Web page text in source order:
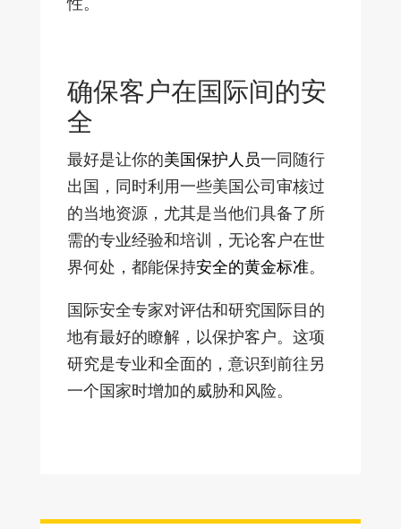
确保客户在国际间的安
全
最好是让你的美国保护人员一同随行
出国，同时利用一些美国公司审核过
的当地资源，尤其是当他们具备了所
需的专业经验和培训，无论客户在世
界何处，都能保持安全的黄金标准。
国际安全专家对评估和研究国际目的
地有最好的瞭解，以保护客户。这项
研究是专业和全面的，意识到前往另
一个国家时增加的威胁和风险。